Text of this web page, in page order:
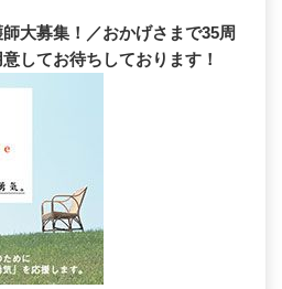
大募集！／おかげさまで35周
してお待ちしております！